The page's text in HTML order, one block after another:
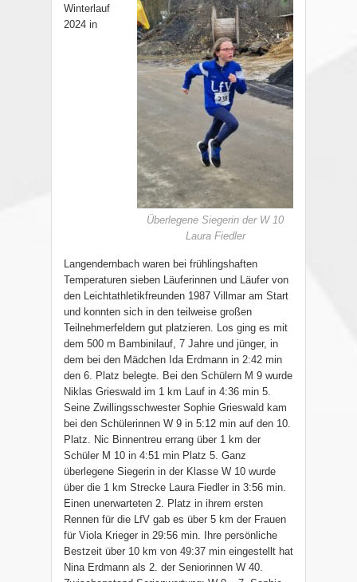
Überlegene Siegerin der W 10
Laura Fiedler
Winterlauf
2024 in
Langendernbach waren bei frühlingshaften
Temperaturen sieben Läuferinnen und Läufer von
den Leichtathletikfreunden 1987 Villmar am Start
und konnten sich in den teilweise großen
Teilnehmerfeldern gut platzieren. Los ging es mit
dem 500 m Bambinilauf, 7 Jahre und jünger, in
dem bei den Mädchen Ida Erdmann in 2:42 min
den 6. Platz belegte. Bei den Schülern M 9 wurde
Niklas Grieswald im 1 km Lauf in 4:36 min 5.
Seine Zwillingsschwester Sophie Grieswald kam
bei den Schülerinnen W 9 in 5:12 min auf den 10.
Platz. Nic Binnentreu errang über 1 km der
Schüler M 10 in 4:51 min Platz 5. Ganz
überlegene Siegerin in der Klasse W 10 wurde
über die 1 km Strecke Laura Fiedler in 3:56 min.
Einen unerwarteten 2. Platz in ihrem ersten
Rennen für die LfV gab es über 5 km der Frauen
für Viola Krieger in 29:56 min. Ihre persönliche
Bestzeit über 10 km von 49:37 min eingestellt hat
Nina Erdmann als 2. der Seniorinnen W 40.